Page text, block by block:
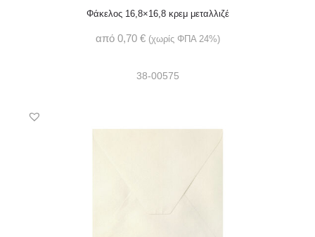
Φάκελος 16,8×16,8 κρεμ μεταλλιζέ
από 0,70 € (χωρίς ΦΠΑ 24%)
38-00575